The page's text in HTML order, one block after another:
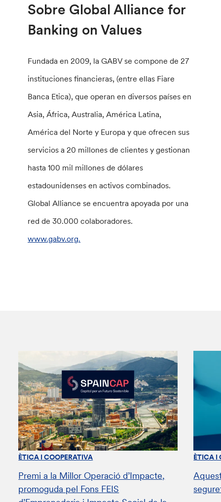
Sobre Global Alliance for
Banking on Values
Fundada en 2009, la GABV se compone de 27
instituciones financieras, (entre ellas Fiare
Banca Etica), que operan en diversos países en
Asia, África, Australia, América Latina,
América del Norte y Europa y que ofrecen sus
servicios a 20 millones de clientes y gestionan
hasta 100 mil millones de dólares
estadounidenses en activos combinados.
Global Alliance se encuentra apoyada por una
red de 30.000 colaboradores.
www.gabv.org.
ÈTICA I COOPERATIVA
Premi a la Millor Operació d’Impacte,
promoguda pel Fons FEIS
ÈTICA I